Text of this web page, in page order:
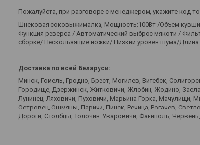
Пожалуйста, при разговоре с менеджером, укажите код
Шнековая соковыжималка, Мощность:100Вт /Объем
Функция реверса / Автоматический выброс мякоти /
сборке/ Нескользящие ножки/ Низкий уровен шума/Длина
Доставка по всей Беларуси:
Минск, Гомель, Гродно, Брест, Могилев, Витебск,
Городище, Дзержинск, Житковичи, Жлобин, Жодино,
Лунинец, Ляховичи, Пуховичи, Марьина Горка,
Островец, Ошмяны, Паричи, Пинск, Речица, Рогачев,
Дороги, Столбцы, Толочин, Уваровичи, Фаниполь,